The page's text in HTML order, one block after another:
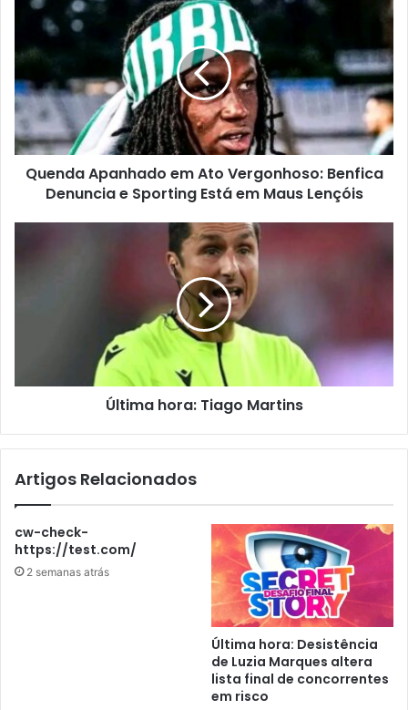
Quenda Apanhado em Ato Vergonhoso: Benfica
Denuncia e Sporting Está em Maus Lençóis
Última hora: Tiago Martins
Artigos Relacionados
cw-check-
https://test.com/
2 semanas atrás
Última hora: Desistência
de Luzia Marques altera
lista final de concorrentes
em risco